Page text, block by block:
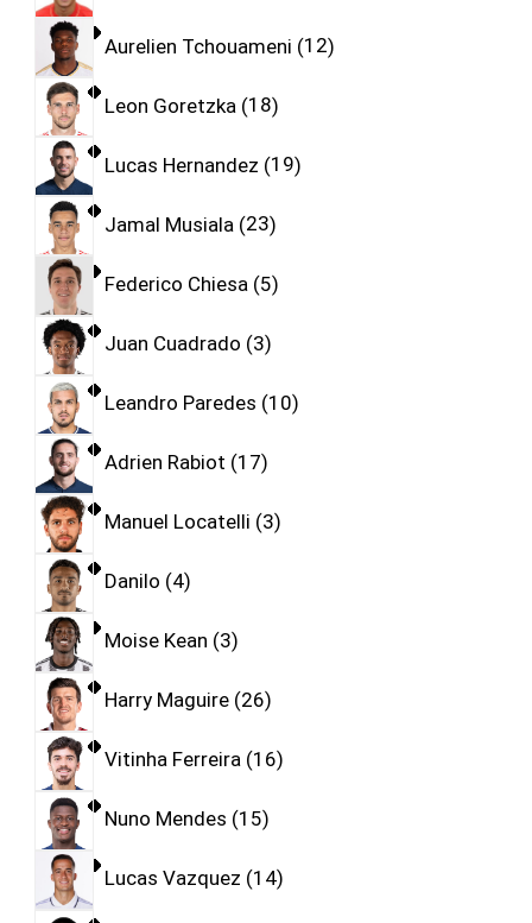
Aurelien Tchouameni 12
Leon Goretzka 18
Lucas Hernandez 19
Jamal Musiala 23
Federico Chiesa 5
Juan Cuadrado 3
Leandro Paredes 10
Adrien Rabiot 17
Manuel Locatelli 3
Danilo 4
Moise Kean 3
Harry Maguire 26
Vitinha Ferreira 16
Nuno Mendes 15
Lucas Vazquez 14